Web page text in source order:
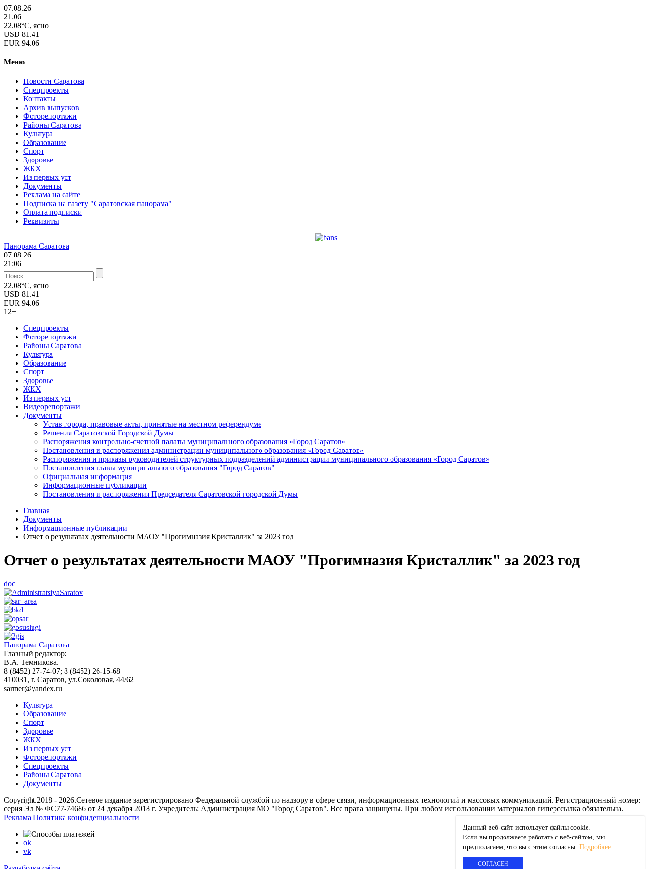
07.08.26
21:06
22.08°C, ясно
USD 81.41
EUR 94.06
Меню
Новости Саратова
Спецпроекты
Контакты
Архив выпусков
Фоторепортажи
Районы Саратова
Культура
Образование
Спорт
Здоровье
ЖКХ
Из пеpвых уст
Документы
Реклама на сайте
Подписка на газету "Саратовская панорама"
Оплата подписки
Реквизиты
Панорама Саратова
07.08.26
21:06
22.08°C, ясно
USD 81.41
EUR 94.06
12+
Спецпроекты
Фоторепортажи
Районы Саратова
Культура
Образование
Спорт
Здоровье
ЖКХ
Из пеpвых уст
Видеорепортажи
Документы
Уcтав города, правовые акты, принятые на местном референдуме
Решения Саратовской Городской Думы
Распоряжения контрольно-счетной палаты муниципального образования «Город Саратов»
Постановления и распоряжения администрации муниципального образования «Город Саратов»
Распоряжения и приказы руководителей структурных подразделений администрации муниципального образования «Город Саратов»
Постановления главы муниципального образования "Город Саратов"
Официальная информация
Информационные публикации
Постановления и распоряжения Председателя Саратовской городской Думы
Главная
Документы
Информационные публикации
Отчет о результатах деятельности МАОУ "Прогимназия Кристаллик" за 2023 год
Отчет о результатах деятельности МАОУ "Прогимназия Кристаллик" за 2023 год
doc
Панорама Саратова
Главный редактор:
В.А. Темникова.
8 (8452) 27-74-07; 8 (8452) 26-15-68
410031, г. Саратов, ул.Соколовая, 44/62
sarmer@yandex.ru
Культура
Образование
Спорт
Здоровье
ЖКХ
Из пеpвых уст
Фоторепортажи
Спецпроекты
Районы Саратова
Документы
Copyright.2018 - 2026.Сетевое издание зарегистрировано Федеральной службой по надзору в сфере связи, информационных технологий и массовых коммуникаций. Регистрационный номер:
серия Эл № ФС77-74686 от 24 декабря 2018 г. Учредитель: Администрация МО "Город Саратов". Все права защищены. При любом использовании материалов гиперссылка обязательна.
Реклама Политика конфиденциальности
ok
vk
Данный веб-сайт использует файлы сookie.
Если вы продолжаете работать с веб-сайтом, мы
предполагаем, что вы с этим согласны. Подробнее
СОГЛАСЕН